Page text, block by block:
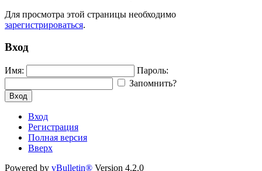
Для просмотра этой страницы необходимо
зарегистрироваться.
Вход
Имя:
Пароль:
Запомнить?
Вход
Вход
Регистрация
Полная версия
Вверх
Powered by vBulletin® Version 4.2.0